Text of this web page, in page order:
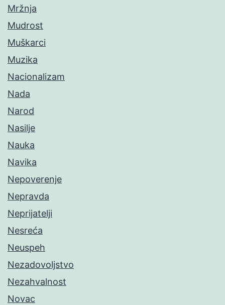
Mržnja
Mudrost
Muškarci
Muzika
Nacionalizam
Nada
Narod
Nasilje
Nauka
Navika
Nepoverenje
Nepravda
Neprijatelji
Nesreća
Neuspeh
Nezadovoljstvo
Nezahvalnost
Novac